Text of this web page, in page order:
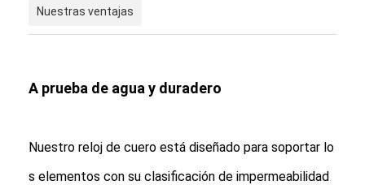
Nuestras ventajas
A prueba de agua y duradero
Nuestro reloj de cuero está diseñado para soportar lo
s elementos con su clasificación de impermeabilidad